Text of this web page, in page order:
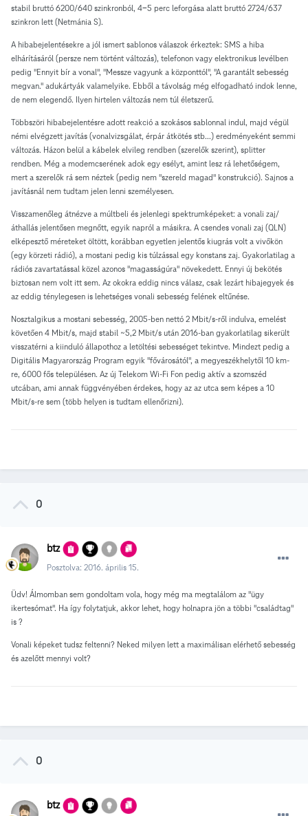
stabil bruttó 6200/640 szinkronból, 4-5 perc leforgása alatt bruttó 2724/637
szinkron lett (Netmánia S).
A hibabejelentésekre a jól ismert sablonos válaszok érkeztek: SMS a hiba
elhárításáról (persze nem történt változás), telefonon vagy elektronikus levélben
pedig "Ennyit bír a vonal", "Messze vagyunk a központtól", "A garantált sebesség
megvan." adukártyák valamelyike. Ebből a távolság még elfogadható indok lenne,
de nem elegendő. Ilyen hirtelen változás nem túl életszerű.
Többszöri hibabejelentésre adott reakció a szokásos sablonnal indul, majd végül
némi elvégzett javítás (vonalvizsgálat, érpár átkötés stb...) eredményeként semmi
változás. Házon belül a kábelek elvileg rendben (szerelők szerint), splitter
rendben. Még a modemcserének adok egy esélyt, amint lesz rá lehetőségem,
mert a szerelők rá sem néztek (pedig nem "szereld magad" konstrukció). Sajnos a
javításnál nem tudtam jelen lenni személyesen.
Visszamenőleg átnézve a múltbeli és jelenlegi spektrumképeket: a vonali zaj/
áthallás jelentősen megnőtt, egyik napról a másikra. A csendes vonali zaj (QLN)
elképesztő méreteket öltött, korábban egyetlen jelentős kiugrás volt a vivőkön
(egy körzeti rádió), a mostani pedig kis túlzással egy konstans zaj. Gyakorlatilag a
rádiós zavartatással közel azonos "magasságúra" növekedett. Ennyi új bekötés
biztosan nem volt itt sem. Az okokra eddig nincs válasz, csak lezárt hibajegyek és
az eddig ténylegesen is lehetséges vonali sebesség felének eltűnése.
Nosztalgikus a mostani sebesség, 2005-ben nettó 2 Mbit/s-ről indulva, emelést
követően 4 Mbit/s, majd stabil ~5,2 Mbit/s után 2016-ban gyakorlatilag sikerült
visszatérni a kiinduló állapothoz a letöltési sebességet tekintve. Mindezt pedig a
Digitális Magyarország Program egyik "fővárosától", a megyeszékhelytől 10 km-
re, 6000 fős településen. Az új Telekom Wi-Fi Fon pedig aktív a szomszéd
utcában, ami annak függvényében érdekes, hogy az az utca sem képes a 10
Mbit/s-re sem (több helyen is tudtam ellenőrizni).
0
btz
Posztolva: 2016. április 15.
Üdv! Álmomban sem gondoltam vola, hogy még ma megtalálom az "ügy
ikertesómat". Ha így folytatjuk, akkor lehet, hogy holnapra jön a többi "családtag"
is ?
Vonali képeket tudsz feltenni? Neked milyen lett a maximálisan elérhető sebesség
és azelőtt mennyi volt?
0
btz